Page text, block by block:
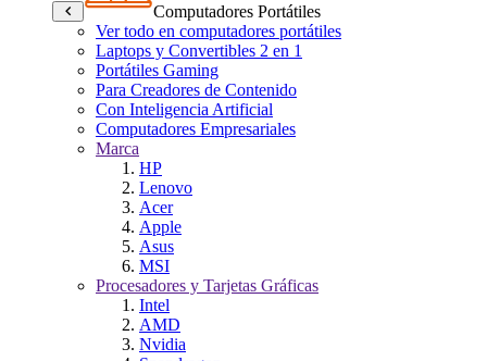
Computadores Portátiles
Ver todo en computadores portátiles
Laptops y Convertibles 2 en 1
Portátiles Gaming
Para Creadores de Contenido
Con Inteligencia Artificial
Computadores Empresariales
Marca
HP
Lenovo
Acer
Apple
Asus
MSI
Procesadores y Tarjetas Gráficas
Intel
AMD
Nvidia